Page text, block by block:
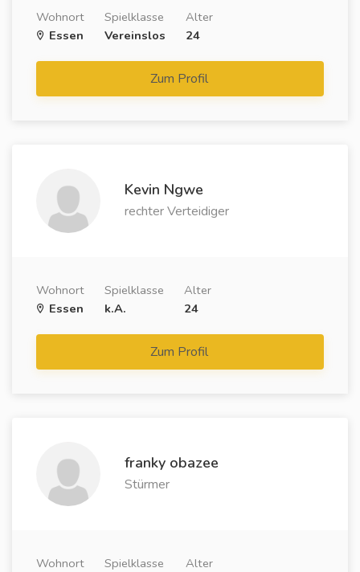
Wohnort
Essen
Spielklasse
Vereinslos
Alter
24
Zum Profil
Kevin Ngwe
rechter Verteidiger
Wohnort
Essen
Spielklasse
k.A.
Alter
24
Zum Profil
franky obazee
Stürmer
Wohnort
Spielklasse
Alter